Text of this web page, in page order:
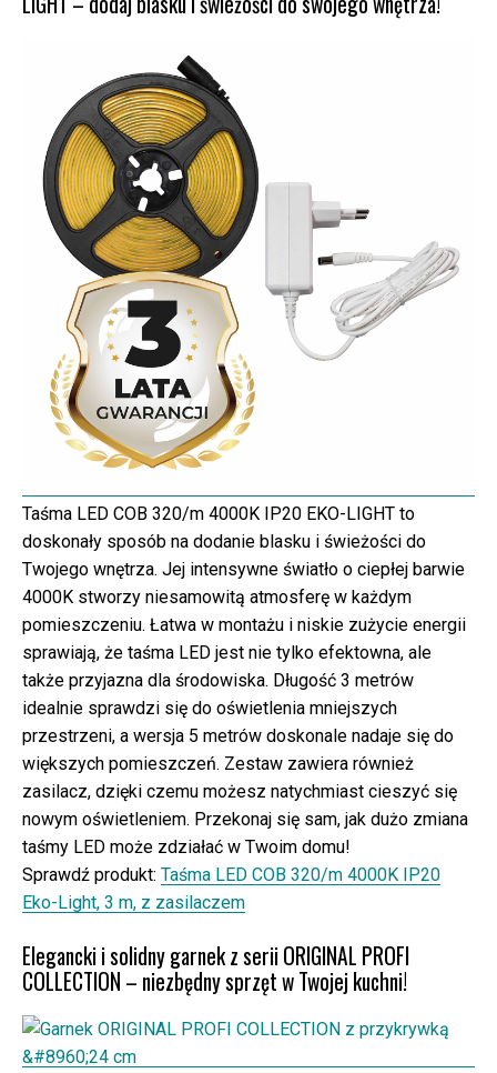
Taśma LED COB 320/m 4000K IP20 EKO-LIGHT to
doskonały sposób na dodanie blasku i świeżości do
Twojego wnętrza. Jej intensywne światło o ciepłej barwie
4000K stworzy niesamowitą atmosferę w każdym
pomieszczeniu. Łatwa w montażu i niskie zużycie energii
sprawiają, że taśma LED jest nie tylko efektowna, ale
także przyjazna dla środowiska. Długość 3 metrów
idealnie sprawdzi się do oświetlenia mniejszych
przestrzeni, a wersja 5 metrów doskonale nadaje się do
większych pomieszczeń. Zestaw zawiera również
zasilacz, dzięki czemu możesz natychmiast cieszyć się
nowym oświetleniem. Przekonaj się sam, jak dużo zmiana
taśmy LED może zdziałać w Twoim domu!
Sprawdź produkt: Taśma LED COB 320/m 4000K IP20
Eko-Light, 3 m, z zasilaczem
Elegancki i solidny garnek z serii ORIGINAL PROFI
COLLECTION – niezbędny sprzęt w Twojej kuchni!